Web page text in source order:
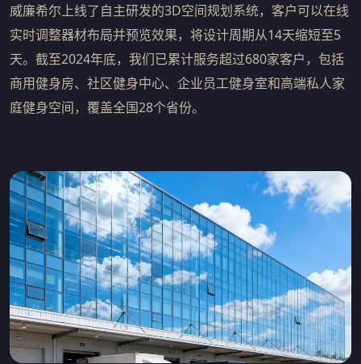
威廉希尔上线了自主研发的3D空间规划系统，客户可以在线
实时调整器材布局并预览效果，将设计周期从14天缩短至5
天。截至2024年底，我们已累计服务超过680家客户，包括
商用健身房、社区健身中心、企业员工健身室和高端私人家
庭健身空间，覆盖全国28个省份。